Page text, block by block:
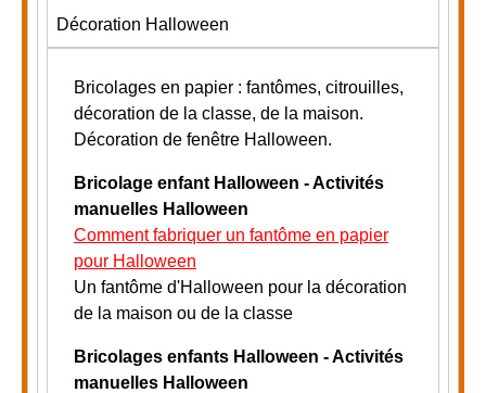
Décoration Halloween
Bricolages en papier : fantômes, citrouilles,
décoration de la classe, de la maison.
Décoration de fenêtre Halloween.
Bricolage enfant Halloween - Activités
manuelles Halloween
Comment fabriquer un fantôme en papier
pour Halloween
Un fantôme d'Halloween pour la décoration
de la maison ou de la classe
Bricolages enfants Halloween - Activités
manuelles Halloween